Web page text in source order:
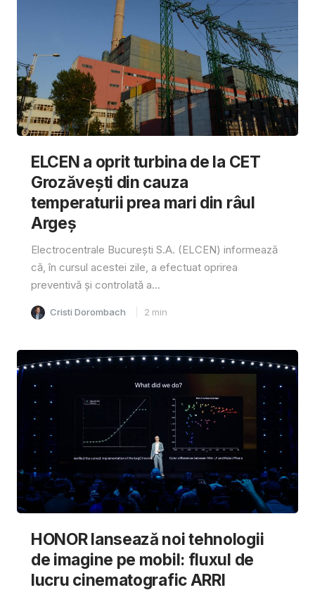
ELCEN a oprit turbina de la CET
Grozăvești din cauza
temperaturii prea mari din râul
Argeș
Electrocentrale București S.A. (ELCEN) informează
că, în cursul acestei zile, a efectuat oprirea
preventivă și controlată a...
Cristi Dorombach 2 min
HONOR lansează noi tehnologii
de imagine pe mobil: fluxul de
lucru cinematografic ARRI